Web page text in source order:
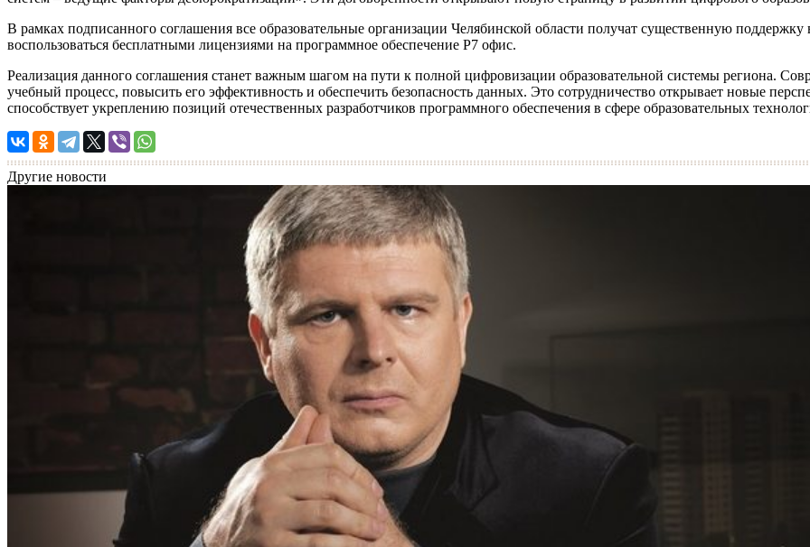
В рамках подписанного соглашения все образовательные организации Челябинской области получат существенную
воспользоваться бесплатными лицензиями на программное обеспечение Р7 офис.
Реализация данного соглашения станет важным шагом на пути к полной цифровизации образовательной системы региона.
учебный процесс, повысить его эффективность и обеспечить безопасность данных. Это сотрудничество открывает новые
способствует укреплению позиций отечественных разработчиков программного обеспечения в сфере образовательных
Другие новости